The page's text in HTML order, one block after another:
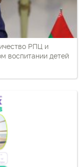
РПЦ и
воспитании детей